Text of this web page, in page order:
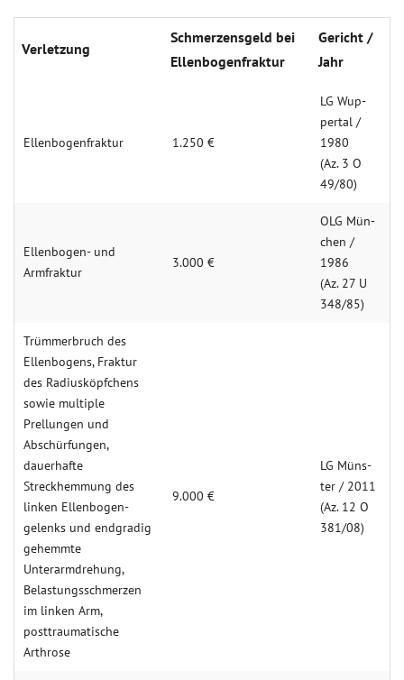
Ver­letzung
Schmer­zens­geld bei
El­len­bo­gen­frak­tur
Ge­richt /
Jahr
Ellenbogen­fraktur 1.250 €
LG Wup­
pertal /
1980
(Az. 3 O
49/80)
Ellenbogen- und
Armfraktur
3.000 €
OLG Mün­
chen /
1986
(Az. 27 U
348/85)
Trümmerbruch des
Ellenbogens, Fraktur
des Radiusköpfchens
sowie multiple
Prellungen und
Abschürfungen,
dauerhafte
Streckhemmung des
linken Ellenbogen­
gelenks und endgradig
gehemmte
Unterarmdrehung,
Belastungsschmerzen
im linken Arm,
posttraumatische
Arthrose
9.000 €
LG Müns­
ter / 2011
(Az. 12 O
381/08)